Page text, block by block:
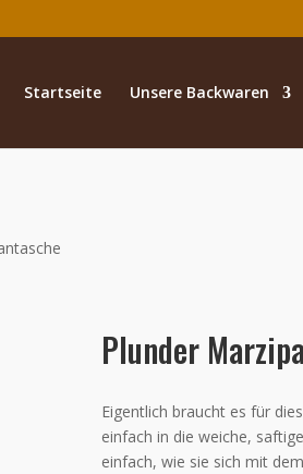
Startseite Unsere Backwaren
Plunder
Eigentlich braucht es für
einfach in die weiche,
einfach, wie sie sich mit